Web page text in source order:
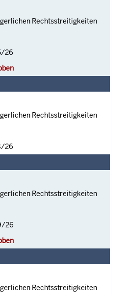
Rechtsstreitigkeiten
26
Rechtsstreitigkeiten
26
Rechtsstreitigkeiten
26
Rechtsstreitigkeiten